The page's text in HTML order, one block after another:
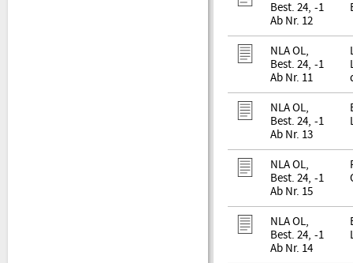
Best. 24, -1
Ab Nr. 12
NLA OL,
Best. 24, -1
Ab Nr. 11
NLA OL,
Best. 24, -1
Ab Nr. 13
NLA OL,
Best. 24, -1
Ab Nr. 15
NLA OL,
Best. 24, -1
Ab Nr. 14